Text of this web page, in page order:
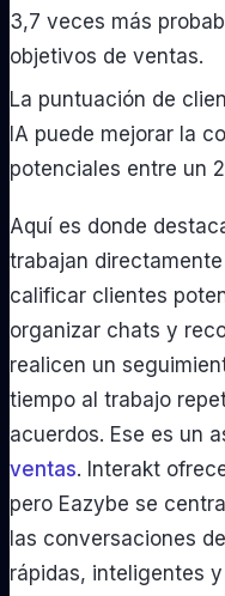
3,7 veces más
objetivos de ventas.
La puntuación de
IA puede mejorar la
potenciales entre un
Aquí es donde
trabajan
calificar clientes
organizar chats y
realicen un
tiempo al trabajo
acuerdos. Ese es un
ventas. Interakt
pero Eazybe se
las conversaciones
rápidas, inteligentes